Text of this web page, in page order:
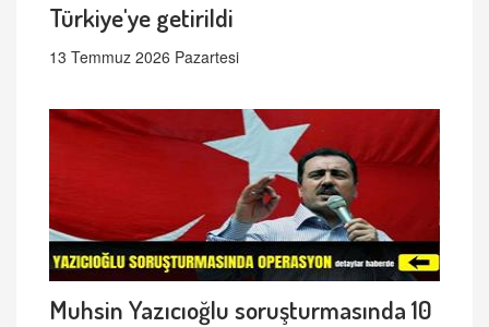
Türkiye'ye getirildi
13 Temmuz 2026 Pazartesi
Muhsin Yazıcıoğlu soruşturmasında 10